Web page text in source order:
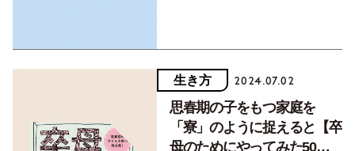
生き方 2024.07.02
思春期の子をもつ家庭を
「寮」のように捉えると【卒
母のためにやってみた50の